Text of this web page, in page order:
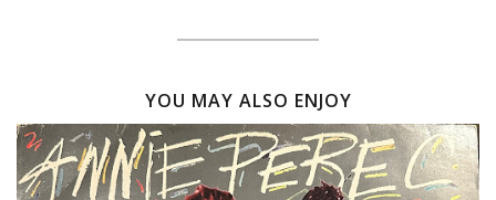
YOU MAY ALSO ENJOY